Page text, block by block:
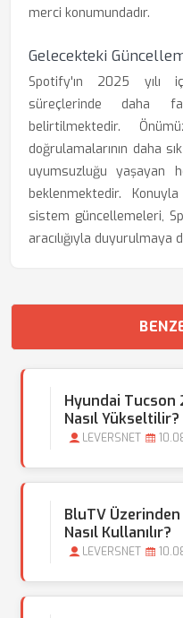
merci konumundadır.
Gelecekteki
Spotify'ın 2025 yılı
süreçlerinde daha
belirtilmektedir.
doğrulamalarının daha
uyumsuzluğu yaşayan
beklenmektedir.
sistem güncellemeleri,
aracılığıyla duyurulmaya
Hyundai Tucson
Nasıl Yükseltilir?
LEVERSNET
BluTV
Nasıl Kullanılır?
LEVERSNET